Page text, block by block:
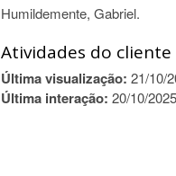
Humildemente, Gabriel.
Atividades do
Última visualização: 21/10/
Última interação: 20/10/